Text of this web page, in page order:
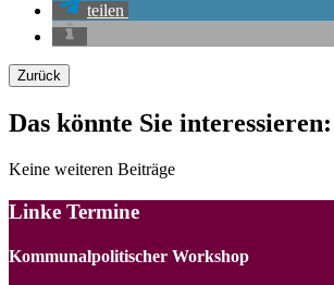
teilen
Zurück
Das könnte Sie interessieren:
Keine weiteren Beiträge
Linke Termine
Kommunalpolitischer Workshop